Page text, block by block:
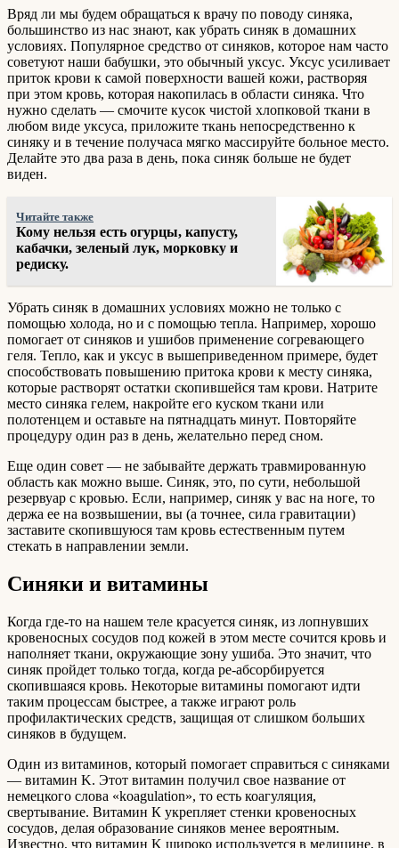
Вряд ли мы будем обращаться к врачу по поводу синяка,
большинство из нас знают, как убрать синяк в домашних
условиях. Популярное средство от синяков, которое нам часто
советуют наши бабушки, это обычный уксус. Уксус усиливает
приток крови к самой поверхности вашей кожи, растворяя
при этом кровь, которая накопилась в области синяка. Что
нужно сделать — смочите кусок чистой хлопковой ткани в
любом виде уксуса, приложите ткань непосредственно к
синяку и в течение получаса мягко массируйте больное место.
Делайте это два раза в день, пока синяк больше не будет
виден.
Читайте также
Кому нельзя есть огурцы, капусту,
кабачки, зеленый лук, морковку и
редиску.
Убрать синяк в домашних условиях можно не только с
помощью холода, но и с помощью тепла. Например, хорошо
помогает от синяков и ушибов применение согревающего
геля. Тепло, как и уксус в вышеприведенном примере, будет
способствовать повышению притока крови к месту синяка,
которые растворят остатки скопившейся там крови. Натрите
место синяка гелем, накройте его куском ткани или
полотенцем и оставьте на пятнадцать минут. Повторяйте
процедуру один раз в день, желательно перед сном.
Еще один совет — не забывайте держать травмированную
область как можно выше. Синяк, это, по сути, небольшой
резервуар с кровью. Если, например, синяк у вас на ноге, то
держа ее на возвышении, вы (а точнее, сила гравитации)
заставите скопившуюся там кровь естественным путем
стекать в направлении земли.
Синяки и витамины
Когда где-то на нашем теле красуется синяк, из лопнувших
кровеносных сосудов под кожей в этом месте сочится кровь и
наполняет ткани, окружающие зону ушиба. Это значит, что
синяк пройдет только тогда, когда ре-абсорбируется
скопившаяся кровь. Некоторые витамины помогают идти
таким процессам быстрее, а также играют роль
профилактических средств, защищая от слишком больших
синяков в будущем.
Один из витаминов, который помогает справиться с синяками
— витамин K. Этот витамин получил свое название от
немецкого слова «koagulation», то есть коагуляция,
свертывание. Витамин К укрепляет стенки кровеносных
сосудов, делая образование синяков менее вероятным.
Известно, что витамин K широко используется в медицине, в